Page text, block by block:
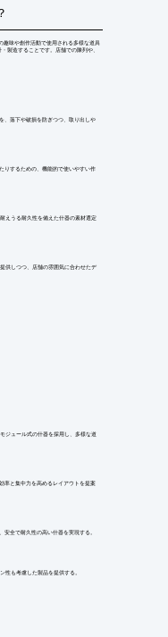
趣味や創作活動で使用される多様な道具
製造することです。店舗での陳列や、
、落下や破損を防ぎつつ、取り出しや
りするための、機能的で使いやすい作
えうる耐久性を備えた什器の素材選定
供しつつ、店舗の雰囲気に合わせたデ
ジュール式の什器を採用し、多様な道
率と集中力を高めるレイアウトを提案
全で耐久性の高い什器を実現する。
性も考慮した製品を提供する。